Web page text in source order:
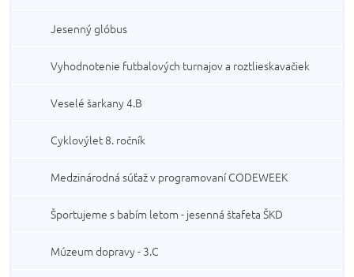
Jesenný glóbus
Vyhodnotenie futbalových turnajov a roztlieskavačiek
Veselé šarkany 4.B
Cyklovýlet 8. ročník
Medzinárodná súťaž v programovaní CODEWEEK
Športujeme s babím letom - jesenná štafeta ŠKD
Múzeum dopravy - 3.C